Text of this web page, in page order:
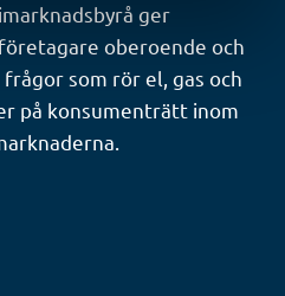
ger
oberoende och
som rör el, gas och
på konsumenträtt inom